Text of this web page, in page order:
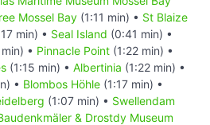
Mossel Bay (1:11 min) • St Blaize
min) • Seal Island (0:41 min) •
• Pinnacle Point (1:22 min) •
(1:15 min) • Albertinia (1:22 min) •
• Blombos Höhle (1:17 min) •
(1:07 min) • Swellendam
& Drostdy Museum